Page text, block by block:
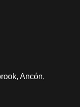
Ancón,